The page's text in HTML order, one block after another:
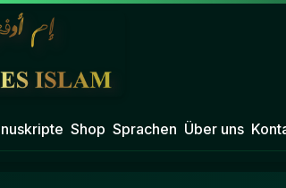
Shop Sprachen Über uns